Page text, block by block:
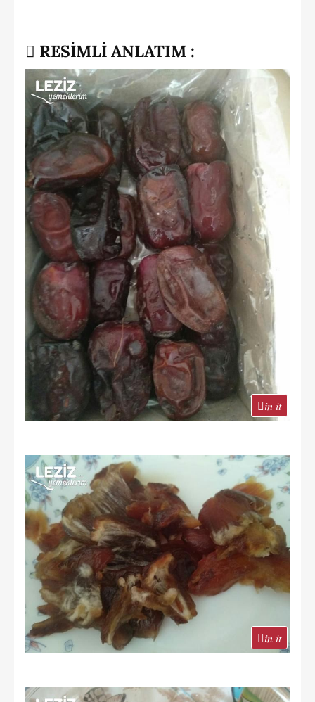
RESİMLİ ANLATIM :
in it
in it